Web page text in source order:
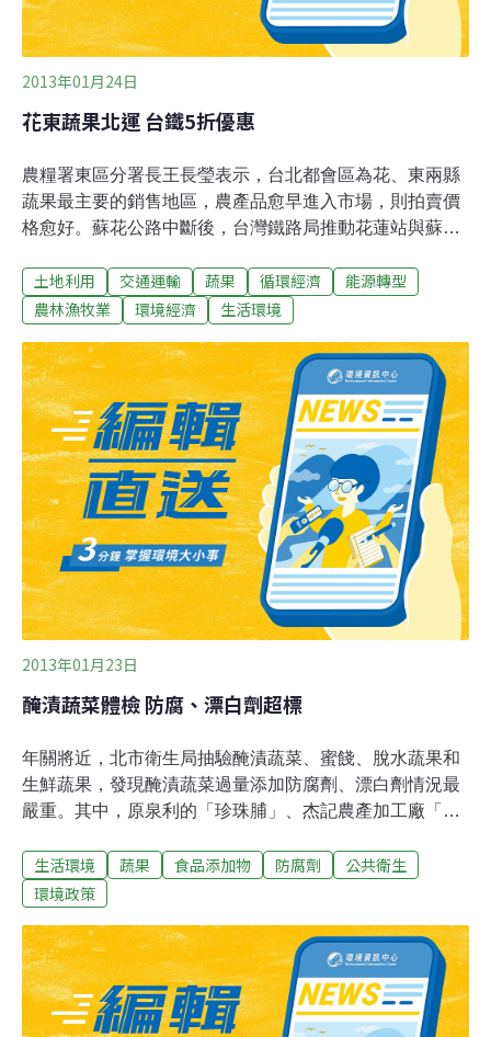
組處方一年，每天
2013年01月24日
花東蔬果北運 台鐵5折優惠
農糧署東區分署長王長瑩表示，台北都會區為花、東兩縣
蔬果最主要的銷售地區，農產品愈早進入市場，則拍賣價
格愈好。蘇花公路中斷後，台灣鐵路局推動花蓮站與蘇澳
台平車可減少約1785元運輸費用，以協助農民運輸及減輕
成本負擔。以往貨車於17時20分自花蓮發車，至蘇澳新站
晨一時，影響拍賣價格甚鉅。 配合農產品北上運輸車班提
前1小時，農民進行蔬果採收、集貨作業提前，鐵路局亦
同意下午4時20分開車，幫助花東地區農產品即早進入台
北果菜市場批發，讓農產品有較好的銷售價格。鐵路北運
提早發車，提高花東地區蔬果北運時效。 王分署長進一步
表示，農糧署補助農產品運費價差，降低農民負擔農糧署
東區分署說明，當交通部公路總局公布「蘇花公路交通中
斷」，分署即依據「蘇花公路中斷農產品運費補助作業程
序」啟動運費補助機制，對於繞行南
土地利用 交通運輸 蔬果 循環經濟
能源轉型
農林漁牧業
環境經濟 生活環境
2013年01月23日
醃漬蔬菜體檢 防腐、漂白劑超標
年關將近，北市衛生局抽驗醃漬蔬菜、蜜餞、脫水蔬果和
生鮮蔬果，發現醃漬蔬菜過量添加防腐劑、漂白劑情況最
嚴重。其中，原泉利的「珍珠脯」、杰記農產加工廠「酸
查驗。衛生局抽驗100件醃漬蔬菜、蜜餞和脫水蔬果，27
件不合格，7件超量添加調味劑、7件超量添加防腐劑，另
精、環己基（代）磺醯胺酸鹽等，醃漬蔬菜是苯甲酸等防
腐劑超量。南北什糧行販售的原泉利「珍珠脯」、海山蜜
餞廠「調理話梅」，和北投市場283號攤賣的杰記農產加
工廠「酸菜」，去年也同樣不合格。湖光市場全美珍肉舖
生活環境 蔬果 食品添加物 防腐劑
公共衛生
環境政策